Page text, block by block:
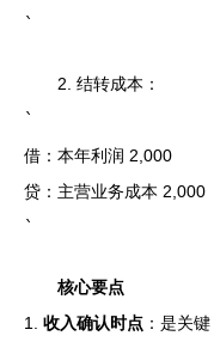
`
2. 结转成本：
`
借：本年利润 2,000
贷：主营业务成本 2,000
`
核心要点
1. 收入确认时点 ：是关